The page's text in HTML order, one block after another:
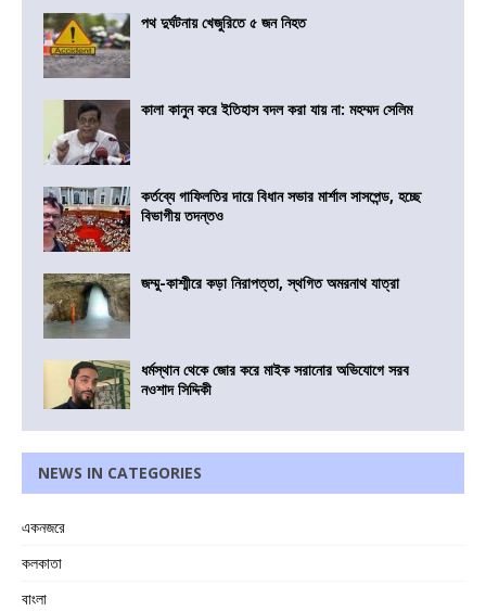
পথ দুর্ঘটনায় খেজুরিতে ৫ জন নিহত
কালা কানুন করে ইতিহাস বদল করা যায় না: মহম্মদ সেলিম
কর্তব্যে গাফিলতির দায়ে বিধান সভার মার্শাল সাসপেন্ড, হচ্ছে
বিভাগীয় তদন্তও
জম্মু-কাশ্মীরে কড়া নিরাপত্তা, স্থগিত অমরনাথ যাত্রা
ধর্মস্থান থেকে জোর করে মাইক সরানোর অভিযোগে সরব
নওশাদ সিদ্দিকী
NEWS IN CATEGORIES
একনজরে
কলকাতা
বাংলা